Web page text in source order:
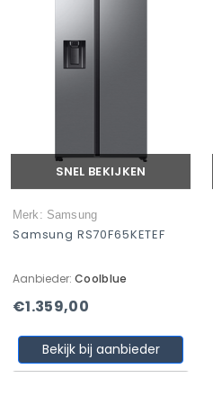
SNEL BEKIJKEN
Merk: Samsung
Samsung RS70F65KETEF
Aanbieder: Coolblue
€1.359,00
Bekijk bij aanbieder